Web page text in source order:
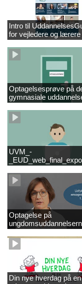
Intro til
for vejledere og lærere
Optagelsesprøve på
gymnasiale
UVM_-
Optagelse på
Din nye hverdag på en